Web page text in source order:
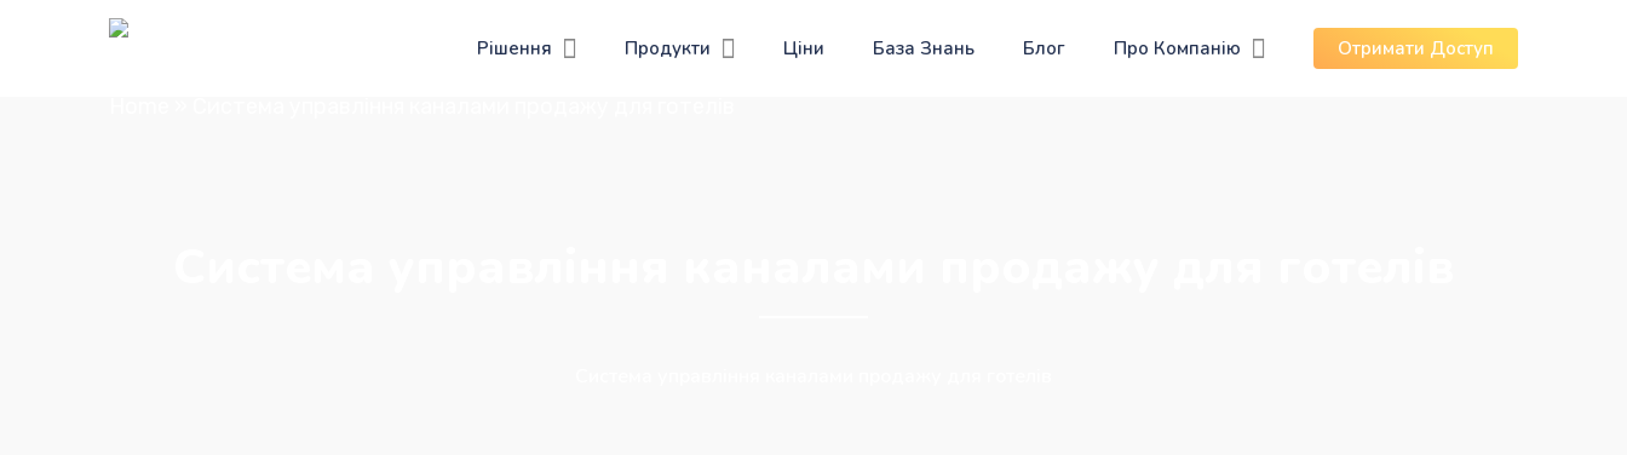
Рішення Продукти Цiни База Знань Блог Про Компанію Отримати Доступ